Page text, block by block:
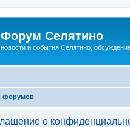
Форум Селятино
новости и события Селятино,
форумов
о